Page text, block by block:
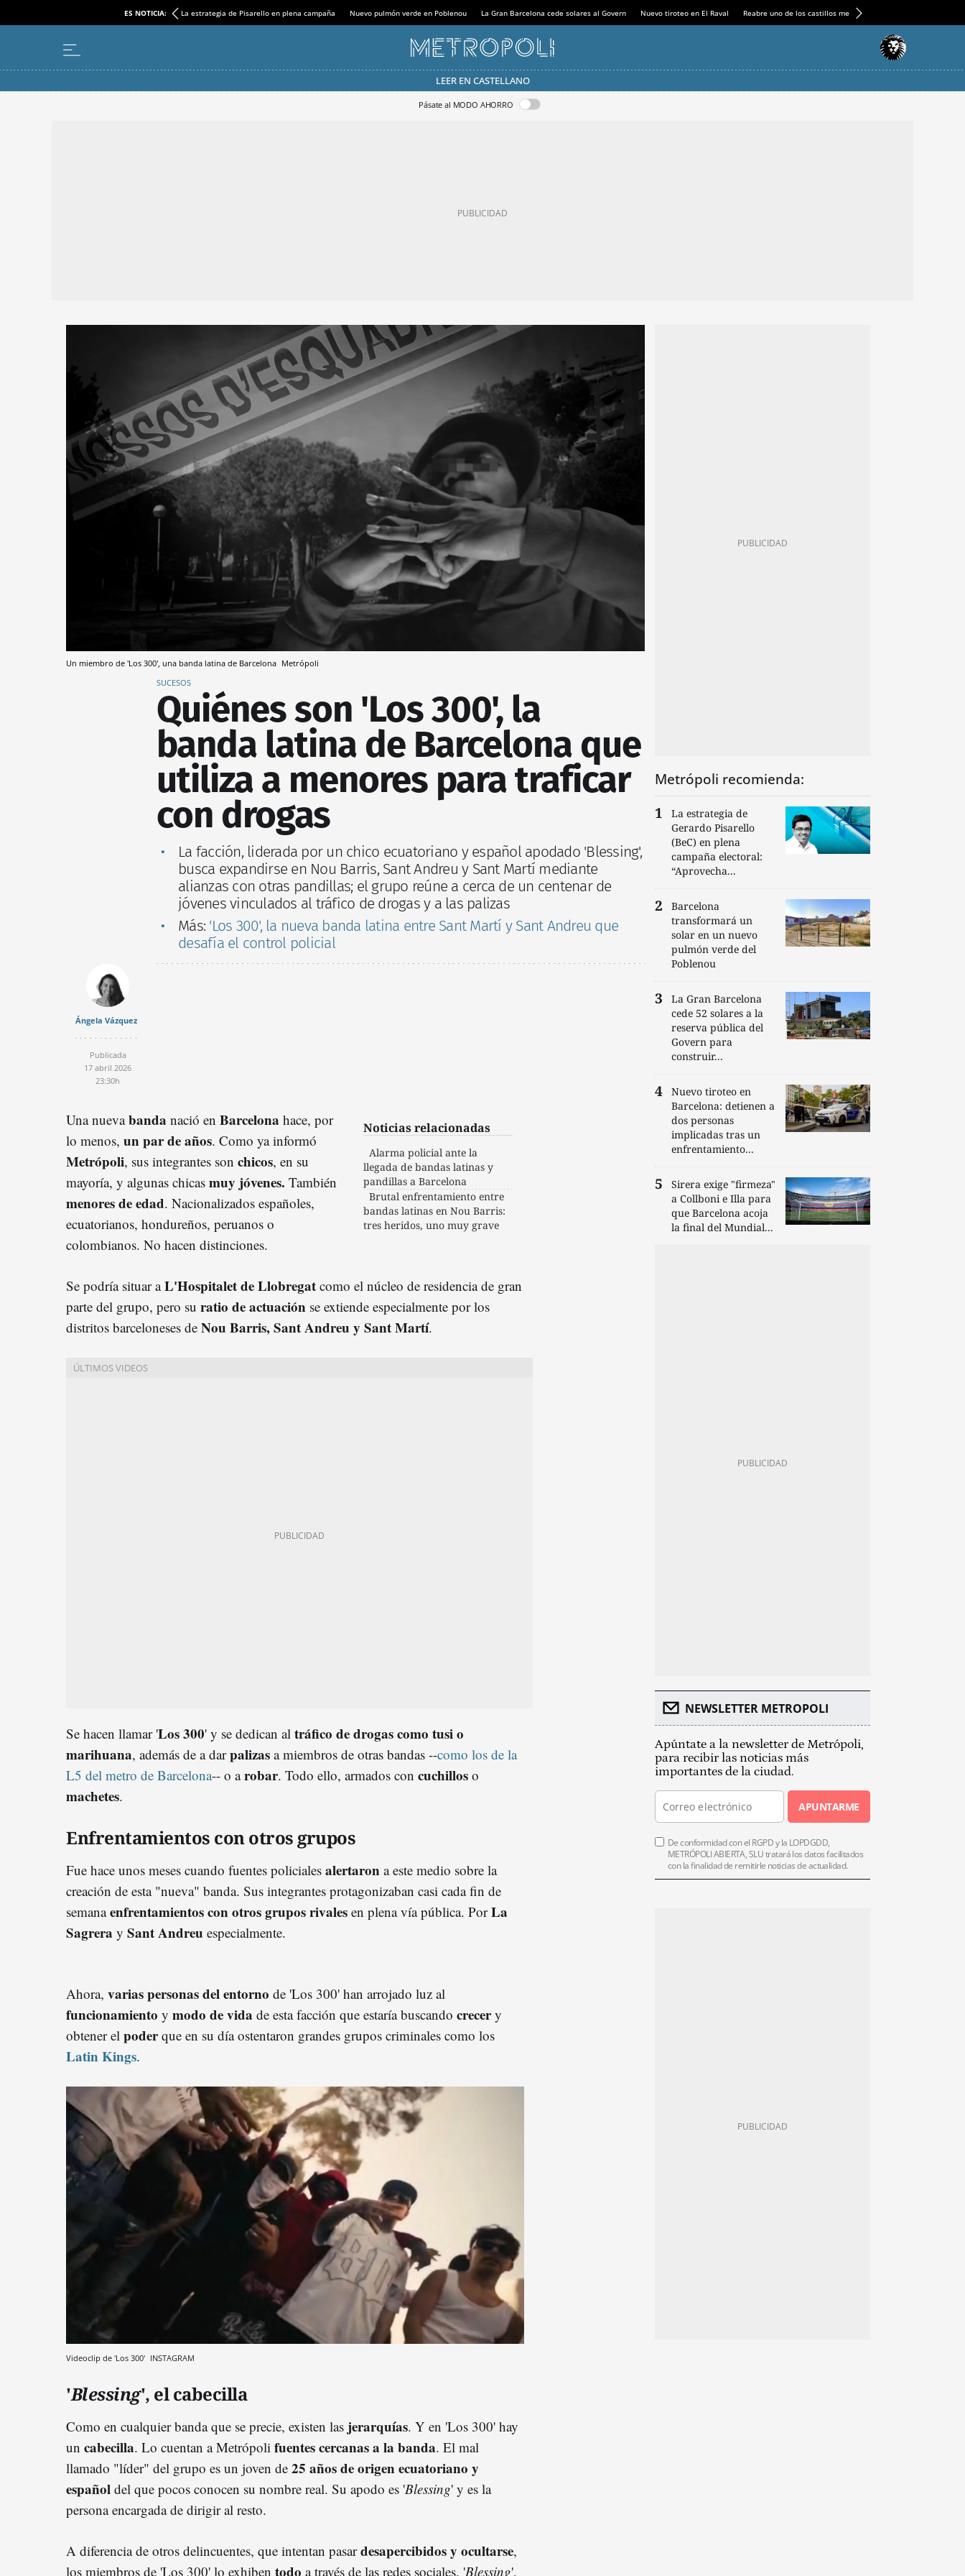
ES NOTICIA: La estrategia de Pisarello en plena campaña Nuevo pulmón verde en Poblenou La Gran Barcelona cede solares al Govern Nuevo tiroteo en El Raval Reabre uno de los castillos medievales más espectaculares
LEER EN CASTELLANO
Pásate al MODO AHORRO
Un miembro de 'Los 300', una banda latina de Barcelona Metrópoli
SUCESOS
Quiénes son 'Los 300', la
banda latina de Barcelona que
utiliza a menores para traficar
con drogas
La facción, liderada por un chico ecuatoriano y español apodado 'Blessing',
busca expandirse en Nou Barris, Sant Andreu y Sant Martí mediante
alianzas con otras pandillas; el grupo reúne a cerca de un centenar de
jóvenes vinculados al tráfico de drogas y a las palizas
Más: 'Los 300', la nueva banda latina entre Sant Martí y Sant Andreu que
desafía el control policial
Ángela Vázquez
Publicada
17 abril 2026
23:30h
Noticias relacionadas
Alarma policial ante la
llegada de bandas latinas y
pandillas a Barcelona
Brutal enfrentamiento entre
bandas latinas en Nou Barris:
tres heridos, uno muy grave
Una nuevabanda nació en Barcelona hace, por
lo menos, un par de años. Como ya informó
Metrópoli, sus integrantes son chicos, en su
mayoría, y algunas chicas muy jóvenes. También
menores de edad. Nacionalizados españoles,
ecuatorianos, hondureños, peruanos o
colombianos. No hacen distinciones.
Se podría situar aL'Hospitalet de Llobregat como el núcleo de residencia de gran
parte del grupo, pero su ratio de actuación se extiende especialmente por los
distritos barceloneses de Nou Barris, Sant Andreu y Sant Martí.
Se hacen llamar 'Los 300' y se dedican al tráfico de drogas como tusi o
marihuana, además de a darpalizas a miembros de otras bandas --como los de la
L5 del metro de Barcelona-- o arobar. Todo ello, armados con cuchillos o
machetes.
Enfrentamientos con otros grupos
Fue hace unos meses cuando fuentes policiales alertaron a este medio sobre la
creación de esta "nueva" banda. Sus integrantes protagonizaban casi cada fin de
semanaenfrentamientos con otros grupos rivales en plena vía pública. PorLa
Sagrera y Sant Andreu especialmente.
Ahora, varias personas del entorno de 'Los 300' han arrojado luz al
funcionamiento y modo de vida de esta facción que estaría buscando crecery
obtener el poderque en su día ostentaron grandes grupos criminales como los
Latin Kings.
Videoclip de 'Los 300' INSTAGRAM
'Blessing', el cabecilla
Como en cualquier banda que se precie, existen las jerarquías. Y en 'Los 300' hay
un cabecilla. Lo cuentan a Metrópoli fuentes cercanas a la banda. El mal
llamado "líder" del grupo es un joven de 25 años de origen ecuatoriano y
español del que pocos conocen su nombre real. Su apodo es 'Blessing' y es la
persona encargada de dirigir al resto.
A diferencia de otros delincuentes, que intentan pasardesapercibidos y ocultarse,
los miembros de 'Los 300' lo exhiben todo a través de las redes sociales. 'Blessing',
Metrópoli recomienda:
La estrategia de
Gerardo Pisarello
(BeC) en plena
campaña electoral:
“Aprovecha...
Barcelona
transformará un
solar en un nuevo
pulmón verde del
Poblenou
La Gran Barcelona
cede 52 solares a la
reserva pública del
Govern para
construir...
Nuevo tiroteo en
Barcelona: detienen a
dos personas
implicadas tras un
enfrentamiento...
Sirera exige "firmeza"
a Collboni e Illa para
que Barcelona acoja
la final del Mundial...
NEWSLETTER METROPOLI
Apúntate a la newsletter de Metrópoli,
para recibir las noticias más
importantes de la ciudad.
APUNTARME
De conformidad con el RGPD y la LOPDGDD,
METRÓPOLI ABIERTA, SLU tratará los datos facilitados
con la finalidad de remitirle noticias de actualidad.